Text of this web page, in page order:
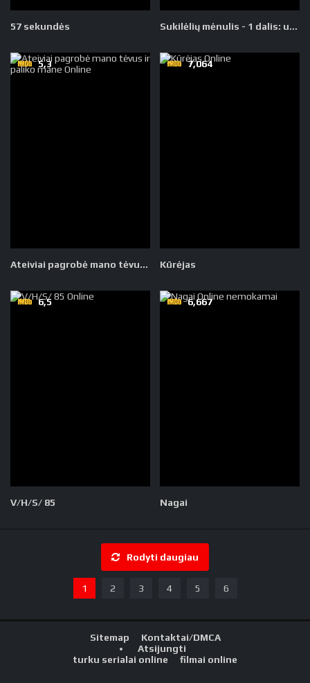
57 sekundės Sukilėlių mėnulis - 1 dalis: ugnies vaikas
Ateiviai pagrobė mano tėvus ir paliko mane
5,3
Kūrėjas
7,064
V/H/S/ 85
6,5
Nagai
6,667
Rodyti daugiau
1 2 3 4 5 6
Sitemap
Kontaktai/DMCA
Atsijungti
turku serialai online
filmai online